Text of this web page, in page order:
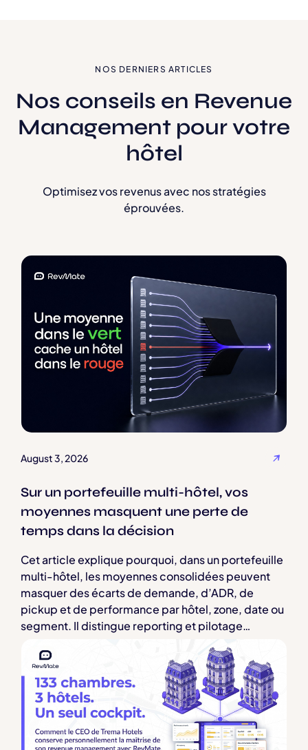
NOS DERNIERS ARTICLES
Nos conseils en Revenue
Management pour votre
hôtel
Optimisez vos revenus avec nos stratégies
éprouvées.
August 3, 2026
Sur un portefeuille multi-hôtel, vos
moyennes masquent une perte de
temps dans la décision
Cet article explique pourquoi, dans un portefeuille
multi-hôtel, les moyennes consolidées peuvent
masquer des écarts de demande, d’ADR, de
pickup et de performance par hôtel, zone, date ou
segment. Il distingue reporting et pilotage
délai entre une question de revenue management
et l’accès à une donnée fiable issue notamment du
PMS. Le texte définit les critères d’un cockpit
multi-hôtel utile : centralisation des analyses,
alertes sur anomalies et opportunités tarifaires,
actions depuis une vue globale et